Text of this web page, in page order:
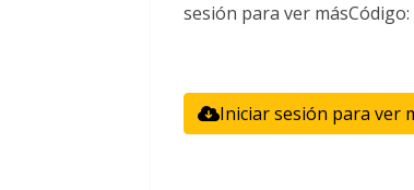
sesión para ver
Iniciar sesión para ver